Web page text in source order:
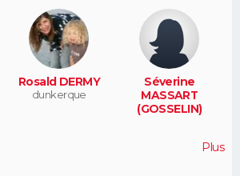
Rosald DERMY
dunkerque
Séverine
MASSART
(GOSSELIN)
Plus